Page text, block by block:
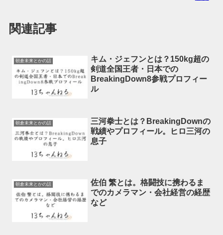
関連記事
朝倉未来とかの話
キム・ジェフンとは？150kg超の
剣道全国王者・日本での
BreakingDown8参戦プロフィー
ル
朝倉未来とかの話
三河拳士とは？BreakingDownの
戦績やプロフィール。ヒロ三河の
息子
朝倉未来とかの話
佐伯 繁とは。格闘技に携わるま
でのカメラマン・会社経営の経歴
など